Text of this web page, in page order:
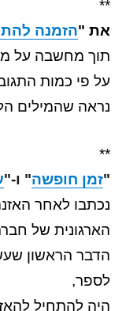
**
את "הזמנה
תוך מחשבה על
על פי כמות
נראה שהמילים
**
"זמן חופשה" ו-"
נכתבו לאחר
הארגונית של
הדבר הראשון
לספר,
היה להתחיל